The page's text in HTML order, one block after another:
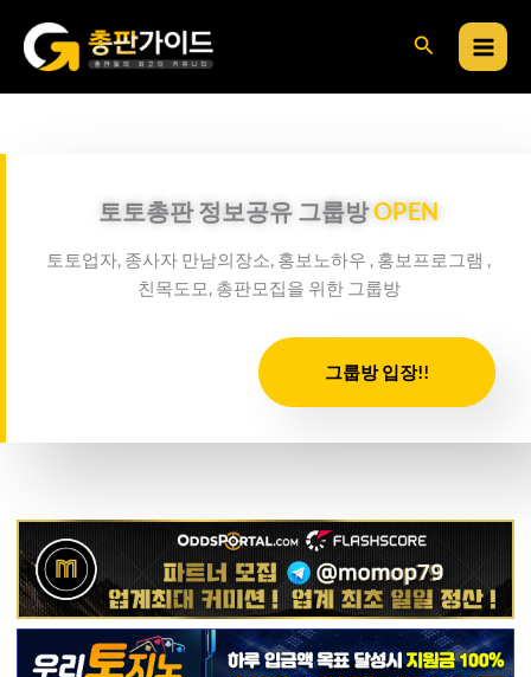
너
검
토토총판 정보공유 그룹방OPEN
토토업자, 종사자 만남의장소, 홍보노하우 , 홍보프로그램 ,
친목도모, 총판모집을 위한 그룹방
그룹방 입장!!